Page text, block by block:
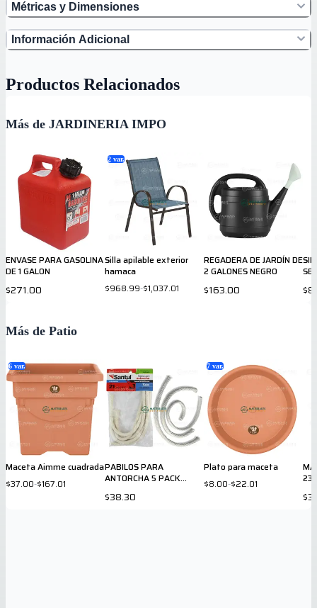
Métricas y Dimensiones
Información Adicional
Productos Relacionados
Más de JARDINERIA IMPO
ENVASE PARA GASOLINA
DE 1 GALON
$271.00
2 var.
Silla apilable exterior
hamaca
$968.99-$1,037.01
REGADERA DE JARDÍN DE
2 GALONES NEGRO
$163.00
Más de Patio
6 var.
Maceta Aimme cuadrada
$37.00-$167.01
PABILOS PARA
ANTORCHA 5 PACK
$38.30
7 var.
Plato para maceta
$8.00-$22.01
23